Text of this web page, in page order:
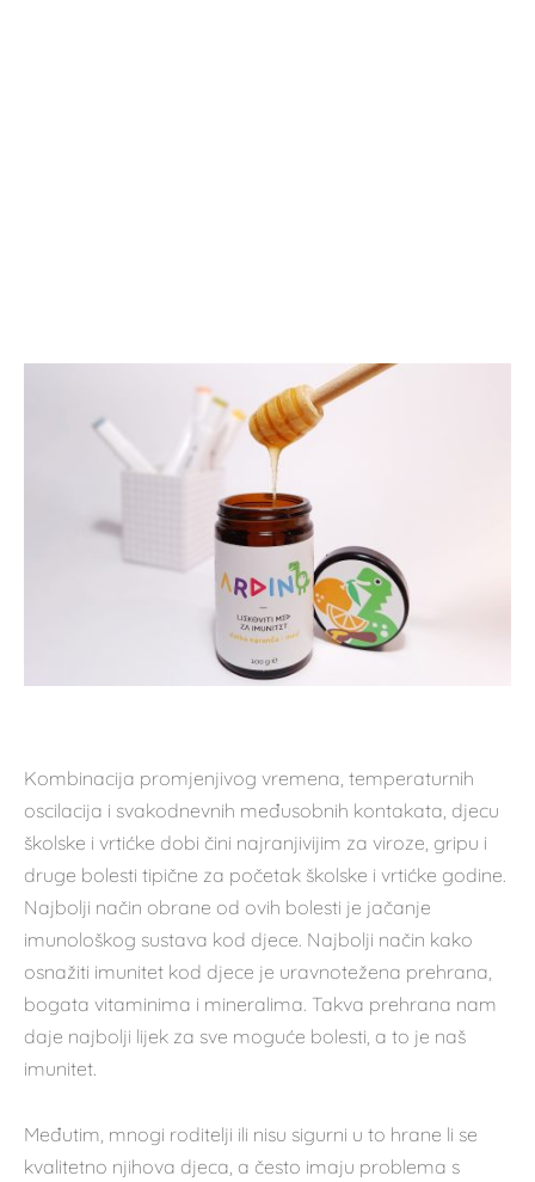
Kombinacija promjenjivog vremena, temperaturnih
oscilacija i svakodnevnih međusobnih kontakata, djecu
školske i vrtićke dobi čini najranjivijim za viroze, gripu i
druge bolesti tipične za početak školske i vrtićke godine.
Najbolji način obrane od ovih bolesti je jačanje
imunološkog sustava kod djece. Najbolji način kako
osnažiti imunitet kod djece je uravnotežena prehrana,
bogata vitaminima i mineralima. Takva prehrana nam
daje najbolji lijek za sve moguće bolesti, a to je naš
imunitet.
Međutim, mnogi roditelji ili nisu sigurni u to hrane li se
kvalitetno njihova djeca, a često imaju problema s